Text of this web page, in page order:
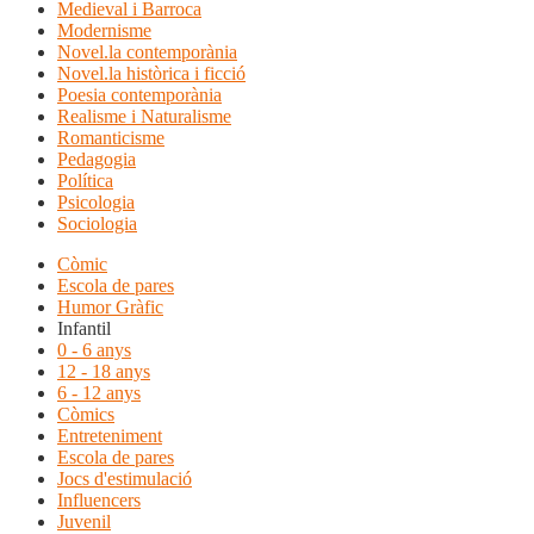
Medieval i Barroca
Modernisme
Novel.la contemporània
Novel.la històrica i ficció
Poesia contemporània
Realisme i Naturalisme
Romanticisme
Pedagogia
Política
Psicologia
Sociologia
Còmic
Escola de pares
Humor Gràfic
Infantil
0 - 6 anys
12 - 18 anys
6 - 12 anys
Còmics
Entreteniment
Escola de pares
Jocs d'estimulació
Influencers
Juvenil